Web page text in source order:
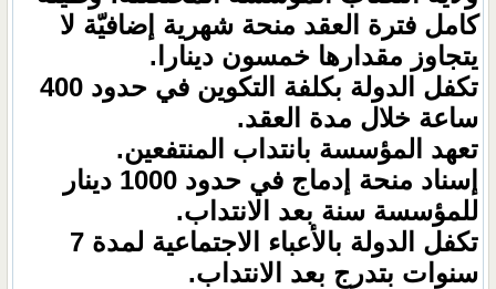
كامل فترة العقد منحة شهرية إضافيّة لا
يتجاوز مقدارها خمسون دينارا.
تكفل الدولة بكلفة التكوين في حدود 400
ساعة خلال مدة العقد.
تعهد المؤسسة بانتداب المنتفعين.
إسناد منحة إدماج في حدود 1000 دينار
للمؤسسة سنة بعد الانتداب.
تكفل الدولة بالأعباء الاجتماعية لمدة 7
سنوات بتدرج بعد الانتداب.